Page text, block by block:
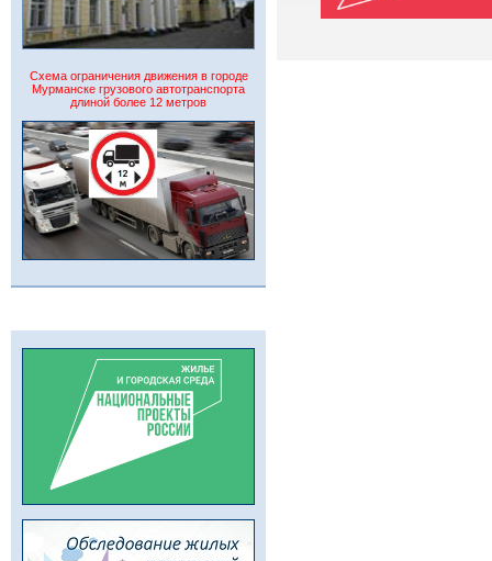
Схема ограничения движения в городе
Мурманске грузового автотранспорта
длиной более 12 метров